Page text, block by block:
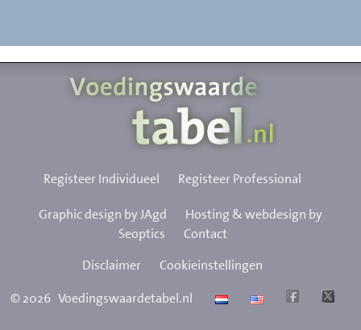
Registeer Individueel Registeer Professional
Graphic design by JAgd
Hosting & webdesign by
Seoptics
Contact
Disclaimer
Cookieinstellingen
©2026 Voedingswaardetabel.nl